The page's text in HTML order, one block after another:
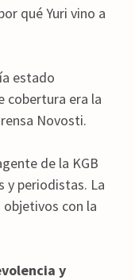
qué Yuri vino a
estado
cobertura era la
Novosti.
de la KGB
y periodistas. La
con la
y